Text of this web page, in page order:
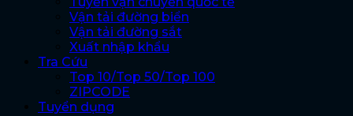
Vận tải đường biển
Vận tải đường sắt
Xuất nhập khẩu
Tra Cứu
Top 10/Top 50/Top 100
ZIPCODE
Tuyển dụng